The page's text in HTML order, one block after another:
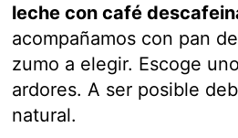
leche con café
acompañamos con pan
zumo a elegir. Escoge
ardores. A ser posible
natural.